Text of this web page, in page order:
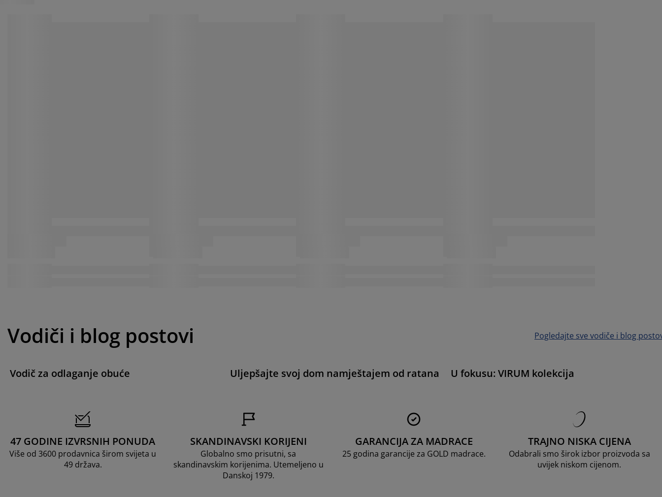
Vodiči i blog postovi Pogledajte sve vodiče i blog
Vodič za odlaganje obuće Uljepšajte svoj dom namještajem od ratana U fokusu: VIRUM kolekcija
47 GODINE IZVRSNIH PONUDA
Više od 3600 prodavnica širom svijeta u
49 država.
SKANDINAVSKI KORIJENI
Globalno smo prisutni, sa
skandinavskim korijenima. Utemeljeno u
Danskoj 1979.
GARANCIJA ZA MADRACE
25 godina garancije za GOLD madrace.
TRAJNO NISKA CIJENA
Odabrali smo širok izbor proizvoda sa
uvijek niskom cijenom.